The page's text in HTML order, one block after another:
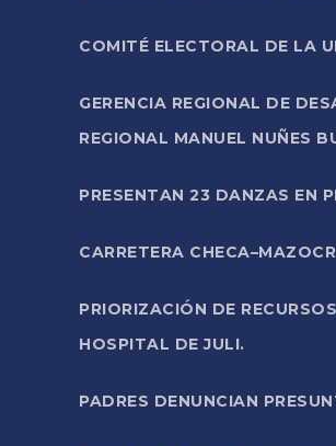
COMITÉ ELECTORAL DE LA
GERENCIA REGIONAL DE
REGIONAL MANUEL NUÑES
PRESENTAN 23 DANZAS EN
CARRETERA
PRIORIZACIÓN DE
HOSPITAL DE JULI.
PADRES DENUNCIAN